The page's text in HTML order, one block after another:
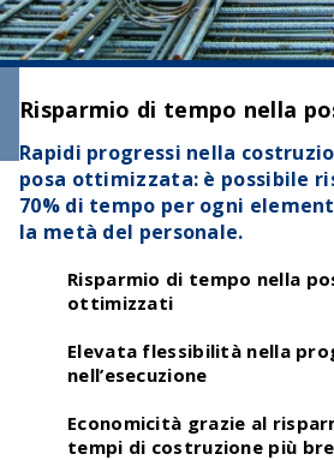
Risparmio di tempo nella
Rapidi progressi nella
posa ottimizzata: è possibile
70% di tempo per ogni
la metà del personale.
Risparmio di tempo nella
ottimizzati
Elevata flessibilità nella
nell’esecuzione
Economicità grazie al
tempi di costruzione più